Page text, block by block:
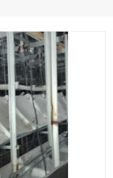
陶瓷装饰构件
厂家
材料生产厂家
树池坐凳